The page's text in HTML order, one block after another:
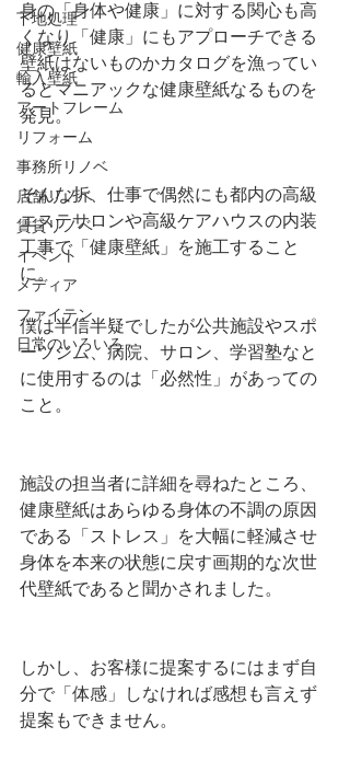
下地処理
健康壁紙
輸入壁紙
アートフレーム
リフォーム
事務所リノベ
店舗リノベ
賃貸リノベ
イベント
メディア
ファイテン
日常のいろいろ
身の「身体や健康」に対する関心も高
くなり「健康」にもアプローチできる
壁紙はないものかカタログを漁ってい
るとマニアックな健康壁紙なるものを
発見。
そんな折、仕事で偶然にも都内の高級
エステサロンや高級ケアハウスの内装
工事で「健康壁紙」を施工すること
に。
僕は半信半疑でしたが公共施設やスポ
ーツジム、病院、サロン、学習塾なと
に使用するのは「必然性」があっての
こと。
施設の担当者に詳細を尋ねたところ、
健康壁紙はあらゆる身体の不調の原因
である「ストレス」を大幅に軽減させ
身体を本来の状態に戻す画期的な次世
代壁紙であると聞かされました。
しかし、お客様に提案するにはまず自
分で「体感」しなければ感想も言えず
提案もできません。